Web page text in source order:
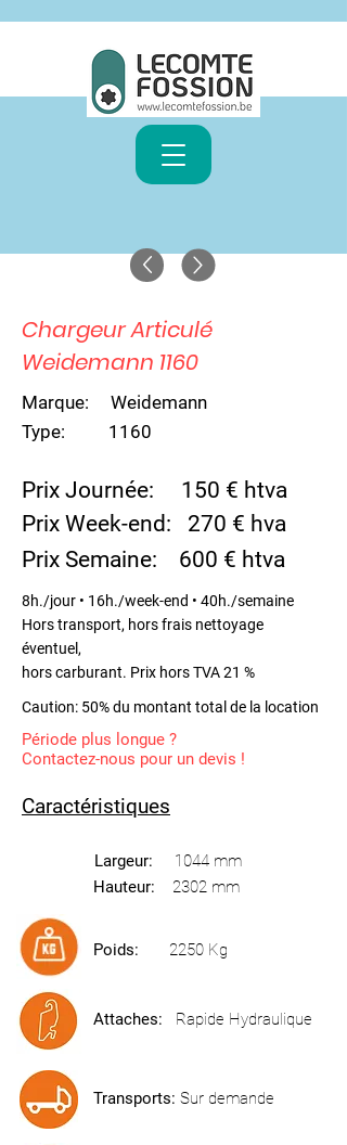
Chargeur Articulé
Weidemann 1160
Marque: Weidemann
Type: 1160
Prix Journée: 150 € htva
Prix Week-end: 270 € hva
Prix Semaine: 600 € htva
8h./jour • 16h./week-end • 40h./semaine
Hors transport, hors frais nettoyage
éventuel,
hors carburant. Prix hors TVA 21 %
Caution: 50% du montant total de la location
Période plus longue ?
Contactez-nous pour un devis !​
Caractéristiques
Largeur: 1044 mm
Hauteur: 2302 mm
Poids: 2250 Kg
Attaches: Rapide Hydraulique
Transports: Sur demande